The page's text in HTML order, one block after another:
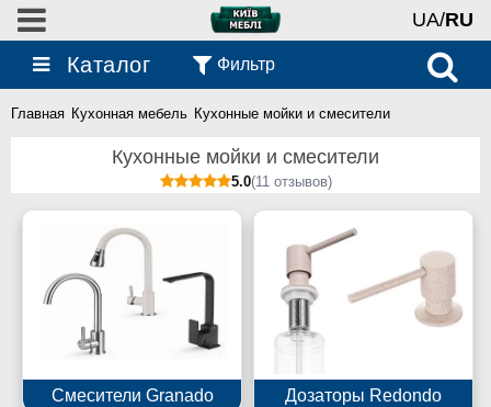
UA/RU
Каталог Фильтр
Главная Кухонная мебель Кухонные мойки и смесители
Кухонные мойки и смесители
5.0(11 отзывов)
Смесители Granado
Дозаторы Redondo